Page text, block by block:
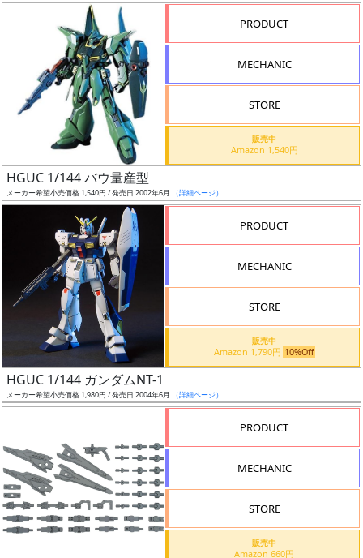
況
売
開
抽
選
在
庫
復
活
PRODUCT
MECHANIC
STORE
販売中
Amazon 1,540円
HGUC 1/144 バウ量産型
メーカー希望小売価格 1,540円 / 発売日 2002年6月 （詳細ページ）
PRODUCT
MECHANIC
STORE
販売中
Amazon 1,790円 10%Off
HGUC 1/144 ガンダムNT-1
メーカー希望小売価格 1,980円 / 発売日 2004年6月 （詳細ページ）
PRODUCT
MECHANIC
STORE
販売中
Amazon 660円